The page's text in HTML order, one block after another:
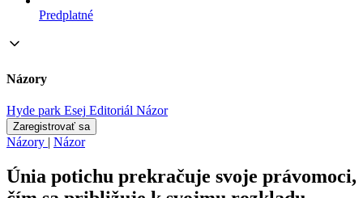
Predplatné
Názory
Hyde park Esej Editoriál Názor
Zaregistrovať sa
Názory | Názor
Únia potichu prekračuje svoje právomoci,